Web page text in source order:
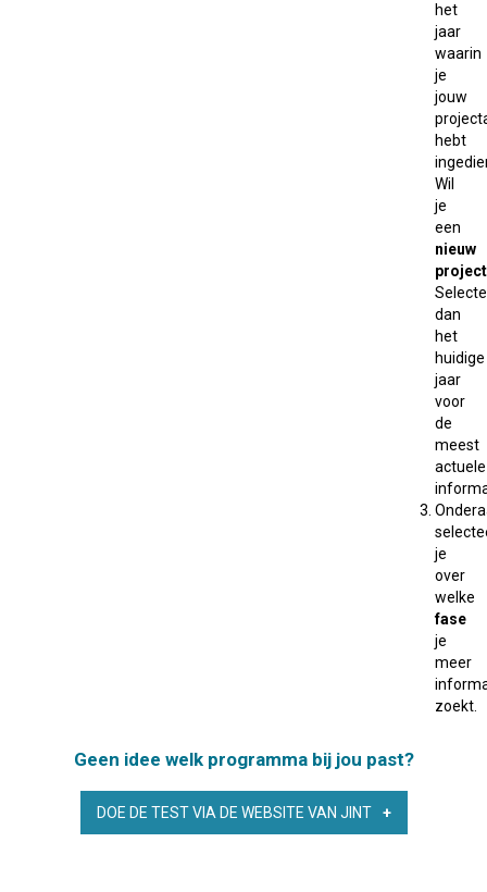
het
jaar
waarin
je
jouw
hebt
Wil
je
een
nieuw
project
dan
het
huidige
jaar
voor
de
meest
actuele
je
over
welke
fase
je
meer
zoekt.
Geen idee welk programma bij jou past?
DOE DE TEST VIA DE WEBSITE VAN JINT